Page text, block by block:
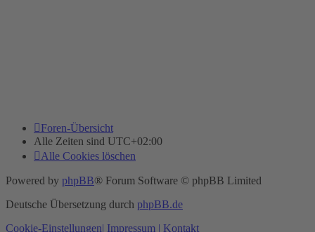
Foren-Übersicht
Alle Zeiten sind UTC+02:00
Alle Cookies löschen
Powered by phpBB® Forum Software © phpBB Limited
Deutsche Übersetzung durch phpBB.de
Cookie-Einstellungen| Impressum | Kontakt